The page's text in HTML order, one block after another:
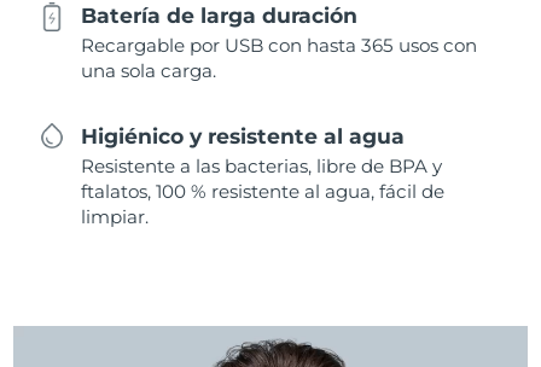
Batería de larga duración
Recargable por USB con hasta 365 usos con
una sola carga.
Higiénico y resistente al agua
Resistente a las bacterias, libre de BPA y
ftalatos, 100 % resistente al agua, fácil de
limpiar.